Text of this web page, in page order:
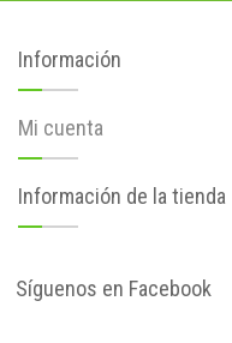
Información
Mi cuenta
Información de la tienda
Síguenos en Facebook